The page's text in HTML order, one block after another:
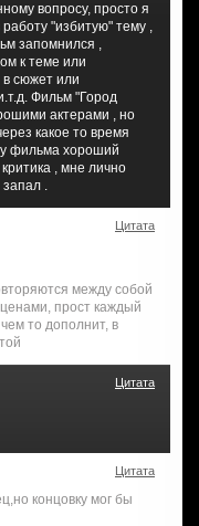
вопросу, просто я
"избитую" тему ,
запомнился ,
к теме или
сюжет или
Фильм "Город
актерами , но
какое то время
фильма хороший
, мне лично
запал .
Цитата
между собой
прост каждый
то дополнит, в
Цитата
Цитата
концовку мог бы